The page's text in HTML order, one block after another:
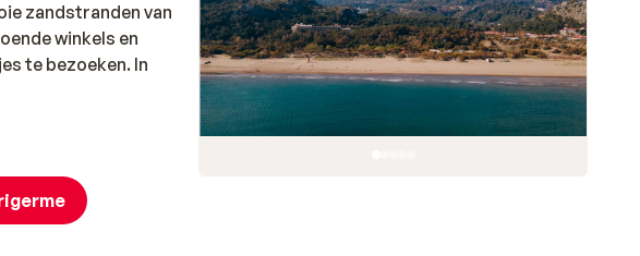
zandstranden van
winkels en
te bezoeken. In